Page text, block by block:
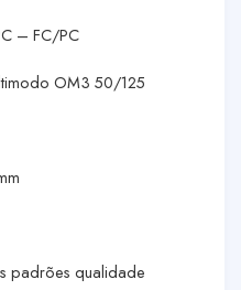
– FC/PC
OM3 50/125
padrões qualidade